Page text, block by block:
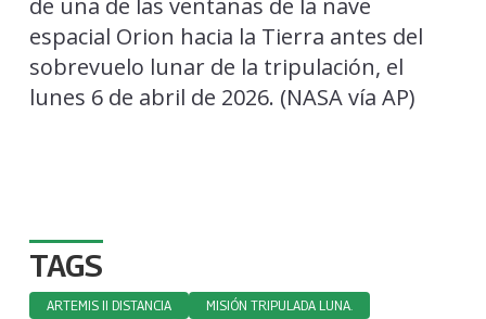
TAGS
ARTEMIS II DISTANCIA
MISIÓN TRIPULADA LUNA.